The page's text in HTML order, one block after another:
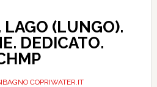
(LUNGO).
DEDICATO.
COPRIWATER.IT